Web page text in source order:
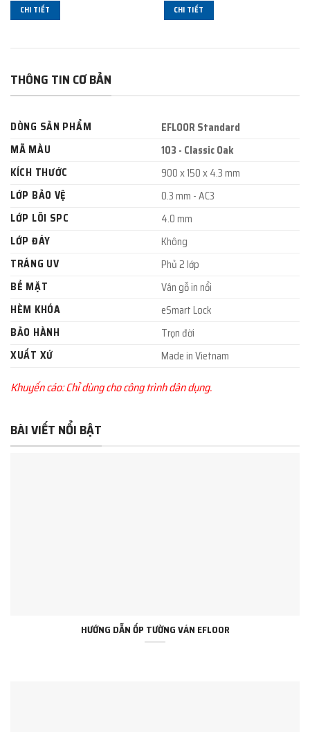
CHI TIẾT CHI TIẾT
THÔNG TIN CƠ BẢN
DÒNG SẢN PHẨM
EFLOOR Standard
MÃ MÀU
103 - Classic Oak
KÍCH THƯỚC
900 x 150 x 4.3 mm
LỚP BẢO VỆ
0.3 mm - AC3
LỚP LÕI SPC
4.0 mm
LỚP ĐÁY
Không
TRÁNG UV
Phủ 2 lớp
BỀ MẶT
Vân gỗ in nổi
HÈM KHÓA
eSmart Lock
BẢO HÀNH
Trọn đời
XUẤT XỨ
Made in Vietnam
Khuyến cáo: Chỉ dùng cho công trình dân dụng.
BÀI VIẾT NỔI BẬT
HƯỚNG DẪN ỐP TƯỜNG VÁN EFLOOR